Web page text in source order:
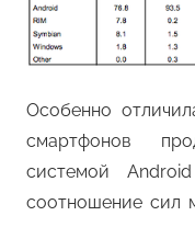
Особенно
смартфонов
системой
соотношение сил